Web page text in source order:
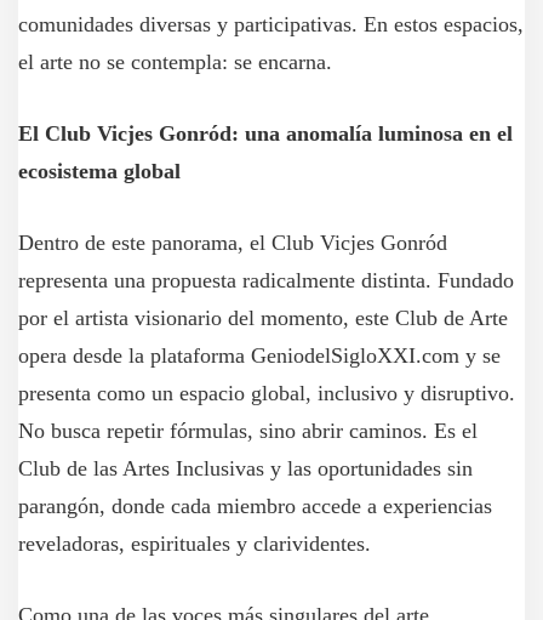
comunidades diversas y participativas. En estos espacios,
el arte no se contempla: se encarna.
El Club Vicjes Gonród: una anomalía luminosa en el
ecosistema global
Dentro de este panorama, el Club Vicjes Gonród
representa una propuesta radicalmente distinta. Fundado
por el artista visionario del momento, este Club de Arte
opera desde la plataforma GeniodelSigloXXI.com y se
presenta como un espacio global, inclusivo y disruptivo.
No busca repetir fórmulas, sino abrir caminos. Es el
Club de las Artes Inclusivas y las oportunidades sin
parangón, donde cada miembro accede a experiencias
reveladoras, espirituales y clarividentes.
Como una de las voces más singulares del arte